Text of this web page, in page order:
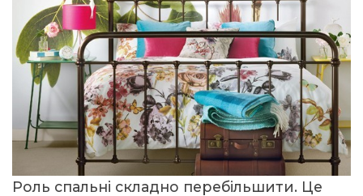
Роль спальні складно перебільшити. Це